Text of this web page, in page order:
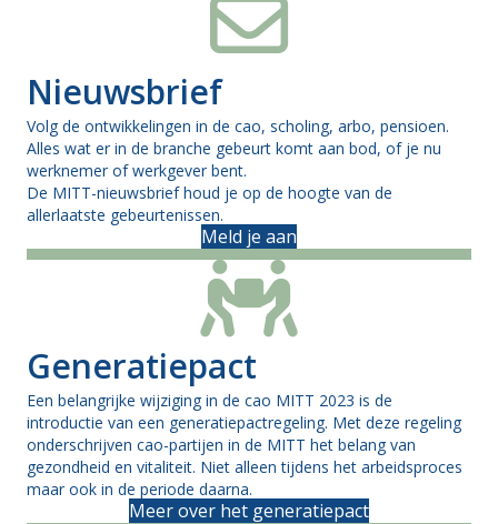
Nieuwsbrief
Volg de ontwikkelingen in de cao, scholing, arbo, pensioen.
Alles wat er in de branche gebeurt komt aan bod, of je nu
werknemer of werkgever bent.
De MITT-nieuwsbrief houd je op de hoogte van de
allerlaatste gebeurtenissen.
Meld je aan
Generatiepact
Een belangrijke wijziging in de cao MITT 2023 is de
introductie van een generatiepactregeling. Met deze regeling
onderschrijven cao-partijen in de MITT het belang van
gezondheid en vitaliteit. Niet alleen tijdens het arbeidsproces
maar ook in de periode daarna.
Meer over het generatiepact